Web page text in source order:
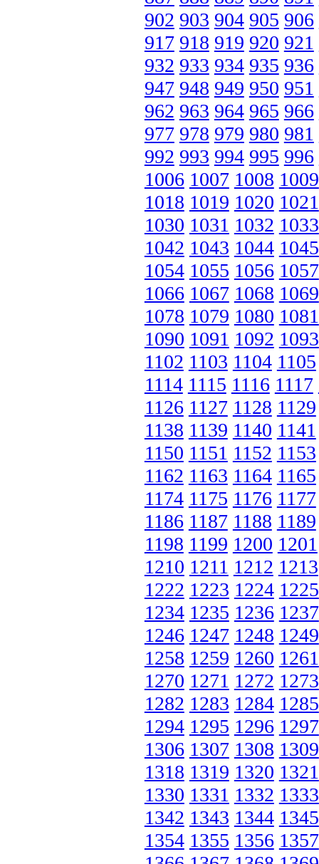
902 903 904 905 906
917 918 919 920 921
932 933 934 935 936
947 948 949 950 951
962 963 964 965 966
977 978 979 980 981
992 993 994 995 996
1006 1007 1008 1009
1018 1019 1020 1021
1030 1031 1032 1033
1042 1043 1044 1045
1054 1055 1056 1057
1066 1067 1068 1069
1078 1079 1080 1081
1090 1091 1092 1093
1102 1103 1104 1105
1114 1115 1116 1117
1126 1127 1128 1129
1138 1139 1140 1141
1150 1151 1152 1153
1162 1163 1164 1165
1174 1175 1176 1177
1186 1187 1188 1189
1198 1199 1200 1201
1210 1211 1212 1213
1222 1223 1224 1225
1234 1235 1236 1237
1246 1247 1248 1249
1258 1259 1260 1261
1270 1271 1272 1273
1282 1283 1284 1285
1294 1295 1296 1297
1306 1307 1308 1309
1318 1319 1320 1321
1330 1331 1332 1333
1342 1343 1344 1345
1354 1355 1356 1357